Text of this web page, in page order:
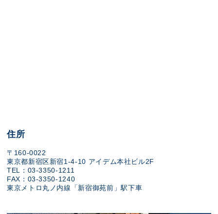
住所
〒160-0022
東京都新宿区新宿1-4-10 アイデム本社ビル2F
TEL：03-3350-1211
FAX：03-3350-1240
東京メトロ丸ノ内線「新宿御苑前」駅下車